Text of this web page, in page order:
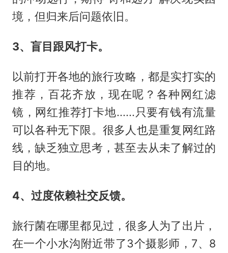
境，但归来后问题依旧。
3、盲目跟风打卡。
以前打开各地的旅行攻略，都是实打实的
推荐，百花齐放，现在呢？各种网红滤
镜，网红推荐打卡地......只要有钱有流量
可以各种无下限。很多人也是重复网红路
线，缺乏独立思考，甚至去从未了解过的
目的地。
4、过度依赖社交反馈。
旅行菌在哪里都见过，很多人为了出片，
在一个小水沟附近带了3个摄影师，7、8